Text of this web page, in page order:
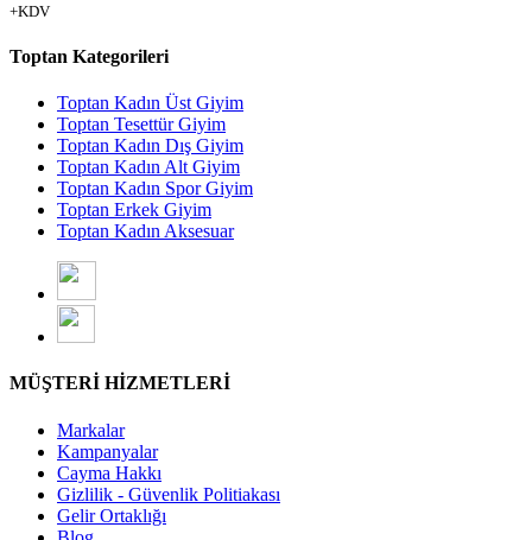
+KDV
Toptan Kategorileri
Toptan Kadın Üst Giyim
Toptan Tesettür Giyim
Toptan Kadın Dış Giyim
Toptan Kadın Alt Giyim
Toptan Kadın Spor Giyim
Toptan Erkek Giyim
Toptan Kadın Aksesuar
MÜŞTERİ HİZMETLERİ
Markalar
Kampanyalar
Cayma Hakkı
Gizlilik - Güvenlik Politiakası
Gelir Ortaklığı